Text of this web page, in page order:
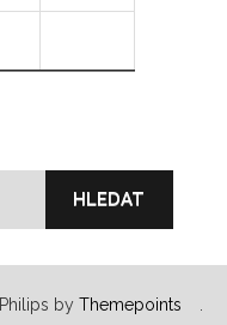
Philips by Themepoints